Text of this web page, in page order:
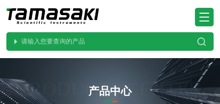
PRODUCTS CENTER
产品中心